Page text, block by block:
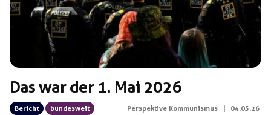
Das war der 1. Mai 2026
Bericht bundesweit Perspektive Kommunismus 04.05.26